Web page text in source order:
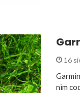
16
nim